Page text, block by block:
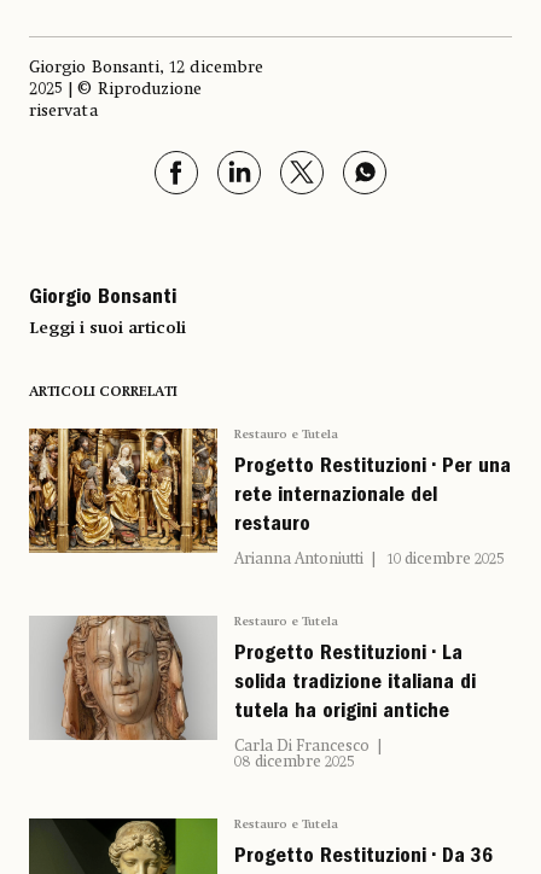
Giorgio Bonsanti, 12 dicembre
2025 | © Riproduzione
riservata
Giorgio Bonsanti
Leggi i suoi articoli
ARTICOLI CORRELATI
Restauro e Tutela
Progetto Restituzioni • Per una
rete internazionale del
restauro
Arianna Antoniutti 10 dicembre 2025
Restauro e Tutela
Progetto Restituzioni • La
solida tradizione italiana di
tutela ha origini antiche
Carla Di Francesco
08 dicembre 2025
Restauro e Tutela
Progetto Restituzioni • Da 36